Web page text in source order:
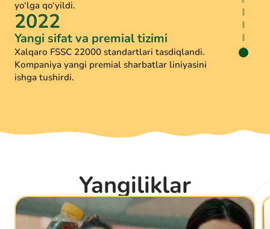
yo‘lga qo‘yildi.
2022
Yangi sifat va premial tizimi
Xalqaro FSSC 22000 standartlari tasdiqlandi.
Kompaniya yangi premial sharbatlar liniyasini
ishga tushirdi.
Yangiliklar